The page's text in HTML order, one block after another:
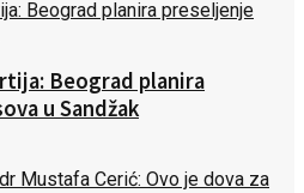
Beograd planira
u Sandžak